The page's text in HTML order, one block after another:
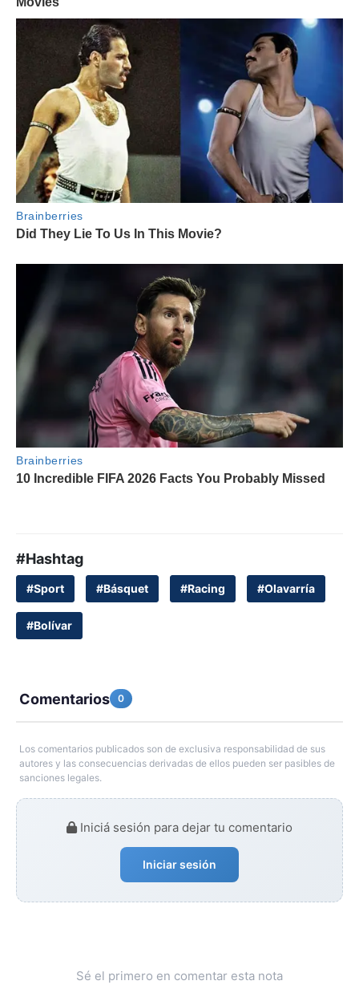
#Hashtag
#Sport #Básquet #Racing #Olavarría
#Bolívar
Comentarios 0
Los comentarios publicados son de exclusiva responsabilidad de sus
autores y las consecuencias derivadas de ellos pueden ser pasibles de
sanciones legales.
Iniciá sesión para dejar tu comentario
Iniciar sesión
Sé el primero en comentar esta nota